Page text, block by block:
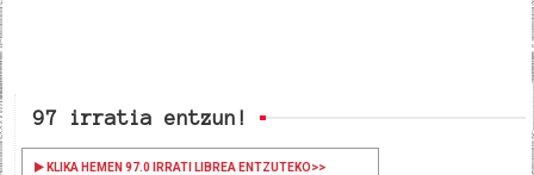
97 irratia entzun!
KLIKA HEMEN 97.0 IRRATI LIBREA ENTZUTEKO>>